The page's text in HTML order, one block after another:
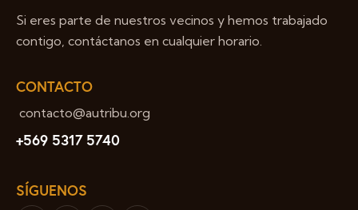
Si eres parte de nuestros vecinos y hemos trabajado
contigo, contáctanos en cualquier horario.
CONTACTO
contacto@autribu.org
+569 5317 5740
SÍGUENOS